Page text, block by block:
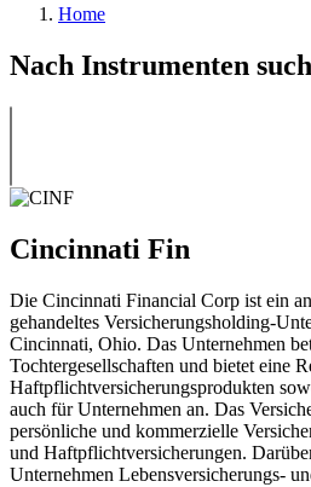
Home
Nach Instrumenten
Cincinnati Fin
Die Cincinnati Financial Corp ist ein
gehandeltes Versicherungsholding-
Cincinnati, Ohio. Das Unternehmen
Tochtergesellschaften und bietet eine
Haftpflichtversicherungsprodukten
auch für Unternehmen an. Das
persönliche und kommerzielle
und Haftpflichtversicherungen.
Unternehmen Lebensversicherungs-